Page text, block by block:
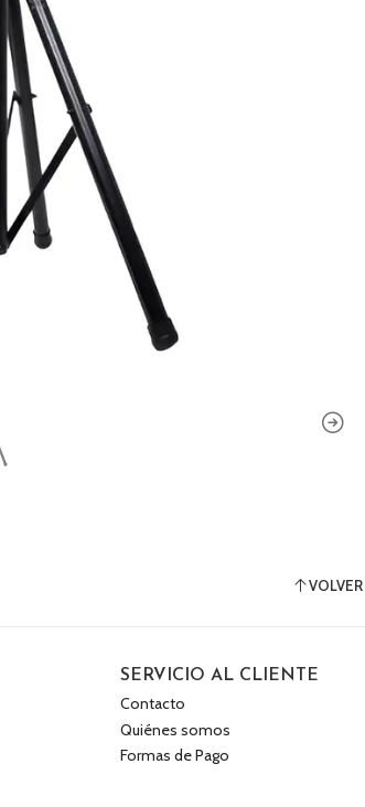
SERVICIO AL CLIENTE
Contacto
Quiénes somos
Formas de Pago